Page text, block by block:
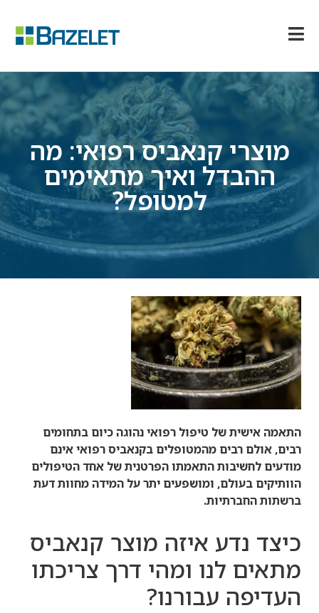
מוצרי קנאביס רפואי: מה
ההבדל ואיך מתאימים
למטופל?
התאמה אישית של טיפול רפואי נהוגה כיום בתחומים
רבים, אולם רבים מהמטופלים בקנאביס רפואי אינם
מודעים לחשיבות התאמתו הפרטנית של אחד הטיפולים
הוותיקים בעולם, ומושפעים יתר על המידה מחוות דעת
ברשתות החברתיות.
כיצד נדע איזה מוצר קנאביס
מתאים לנו ומהי דרך צריכתו
העדיפה עבורנו?